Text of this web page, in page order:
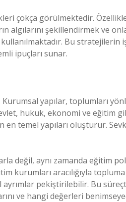
çokça görülmektedir.
algılarını şekillendirmek ve
Bu stratejilerin
ipuçları sunar.
Kurumsal yapılar, toplumları
hukuk, ekonomi ve eğitim
en temel yapıları oluşturur.
değil, aynı zamanda eğitim
kurumları aracılığıyla
ayrımlar pekiştirilebilir. Bu
ve hangi değerleri